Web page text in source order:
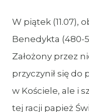
W piątek (11.07),
Benedykta (480-
Założony przez
przyczynił się do
w Kościele, ale i
tej racji papież